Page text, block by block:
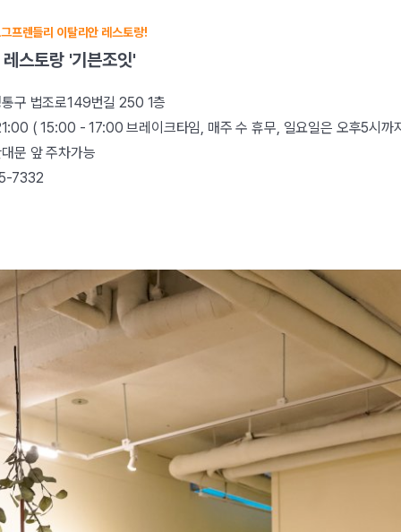
프렌들리 이탈리안 레스토랑!
스토랑 '기븐조잇'
구 법조로149번길 250 1층
( 15:00 - 17:00 브레이크타임, 매주 수 휴무, 일요일은 오후5시까
문 앞 주차가능
7332